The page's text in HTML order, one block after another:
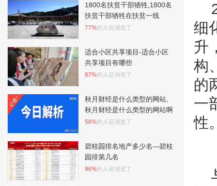
细
升
构
的
一
性
1800名扶贫干部牺牲,1800名
扶贫干部牺牲在扶贫一线
77%的人还浏览了
适合小区共享项目-适合小区
共享项目有哪些
87%的人还浏览了
秋月财经是什么类型的网站,
秋月财经是什么类型的网站啊
58%的人还浏览了
碧桂园排名地产多少名—碧桂
园排第几名
96%的人还浏览了